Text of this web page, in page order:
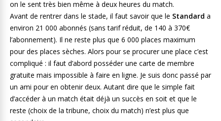
on le sent très bien même à deux heures du match.
Avant de rentrer dans le stade, il faut savoir que le Standard a
environ 21 000 abonnés (sans tarif réduit, de 140 à 370€
l’abonnement). Il ne reste plus que 6 000 places maximum
pour des places sèches. Alors pour se procurer une place c’est
compliqué : il faut d’abord posséder une carte de membre
gratuite mais impossible à faire en ligne. Je suis donc passé par
un ami pour en obtenir deux. Autant dire que le simple fait
d’accéder à un match était déjà un succès en soit et que le
reste (choix de la tribune, choix du match) n’est plus que